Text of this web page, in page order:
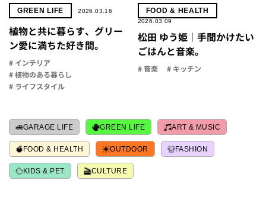
GREEN LIFE 2026.03.16
植物と共に暮らす、グリー
ン愛に満ちた好き間。
# インテリア
# 植物のある暮らし
# ライフスタイル
FOOD & HEALTH
2026.03.09
松田 ゆう姫｜手間かけたい
ごはんと音楽。
# 音楽 # キッチン
GARAGE LIFE GREEN LIFE ART & MUSIC
FOOD & HEALTH OUTDOOR FASHION
KIDS & PET CULTURE